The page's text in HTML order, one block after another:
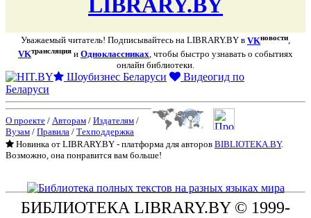
Уважаемый читатель! Подписывайтесь на LIBRARY.BY в VKновости,
VKтрансляция и Одноклассниках , чтобы быстро узнавать о событиях
онлайн библиотеки.
Шоубизнес Беларуси
Видеогид по
Беларуси
О проекте / Авторам / Издателям /
Вузам / Правила / Техподдержка
Новинка от LIBRARY.BY - платформа для авторов BIBLIOTEKA.BY.
Возможно, она понравится вам больше!
БИБЛИОТЕКА LIBRARY.BY © 1999-